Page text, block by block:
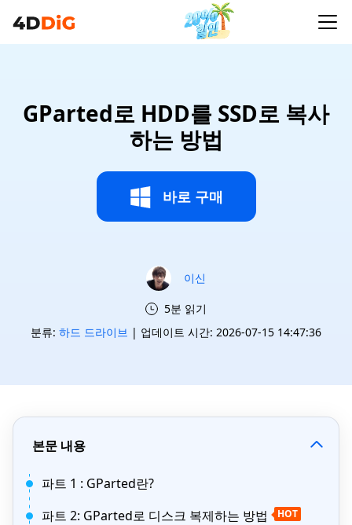
GParted로 HDD를 SSD로 복사
하는 방법
바로 구매
이신
5분 읽기
분류: 하드 드라이브 | 업데이트 시간: 2026-07-15 14:47:36
본문 내용
파트 1 : GParted란?
파트 2: GParted로 디스크 복제하는 방법
HOT